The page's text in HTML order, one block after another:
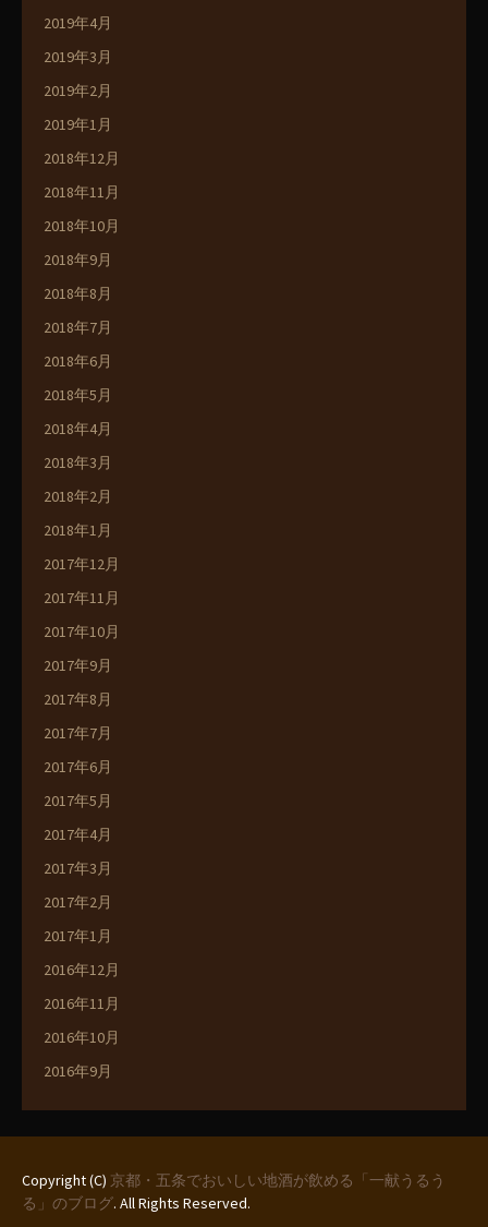
2019年4月
2019年3月
2019年2月
2019年1月
2018年12月
2018年11月
2018年10月
2018年9月
2018年8月
2018年7月
2018年6月
2018年5月
2018年4月
2018年3月
2018年2月
2018年1月
2017年12月
2017年11月
2017年10月
2017年9月
2017年8月
2017年7月
2017年6月
2017年5月
2017年4月
2017年3月
2017年2月
2017年1月
2016年12月
2016年11月
2016年10月
2016年9月
Copyright (C) 京都・五条でおいしい地酒が飲める「一献うるう
る」のブログ. All Rights Reserved.